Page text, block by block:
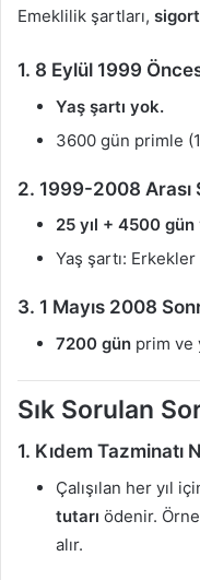
Emeklilik şartları,
1. 8 Eylül 1999
Yaş şartı yok.
3600 gün primle
2. 1999-2008 Arası
25 yıl + 4500 gün
Yaş şartı:
3. 1 Mayıs 2008
7200 gün prim ve
Sık Sorulan
1. Kıdem Tazminatı
Çalışılan her yıl
tutarı ödenir.
alır.